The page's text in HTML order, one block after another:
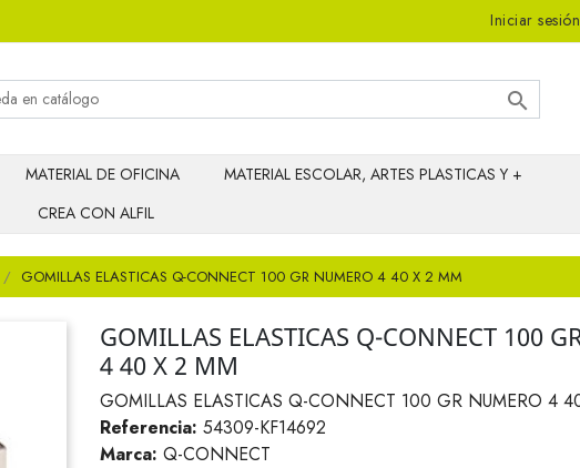
Iniciar sesión

MATERIAL DE OFICINA
MATERIAL ESCOLAR, ARTES PLASTICAS Y +
CREA CON ALFIL
GOMILLAS ELASTICAS Q-CONNECT 100 GR NUMERO 4 40 X 2 MM
GOMILLAS ELASTICAS Q-CONNECT 100
4 40 X 2 MM
GOMILLAS ELASTICAS Q-CONNECT 100 GR NUMERO 4
Referencia: 54309-KF14692
Marca: Q-CONNECT